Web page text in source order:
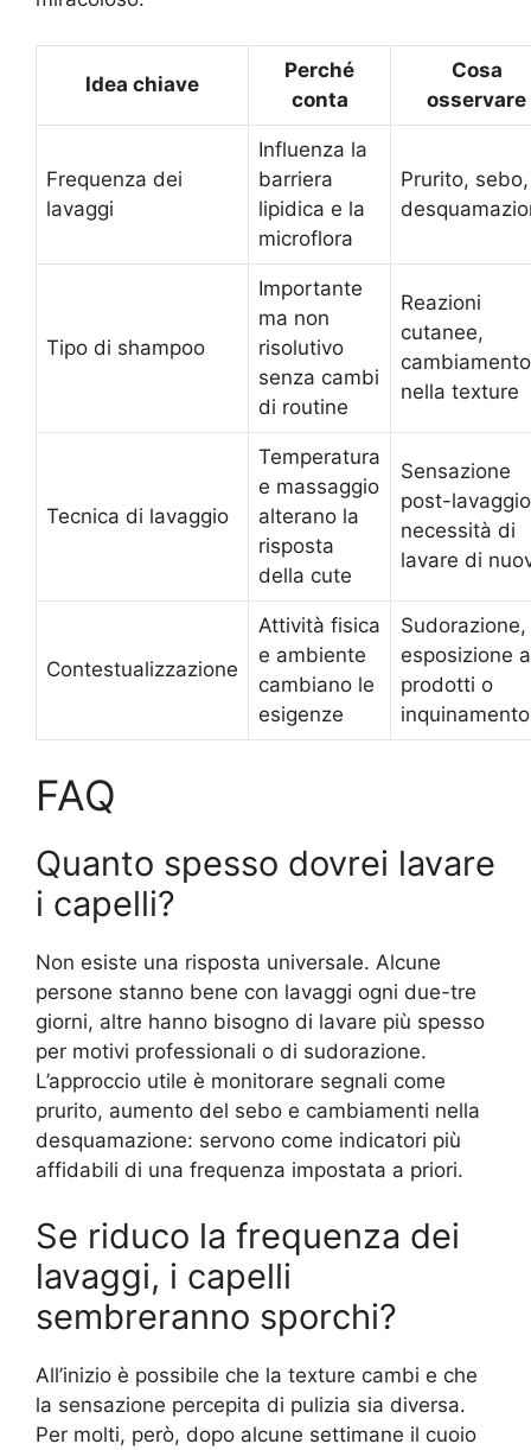
Idea chiave
Perché
conta
Cosa
osservare
Frequenza dei
lavaggi
Influenza la
barriera
lipidica e la
microflora
Prurito, sebo,
Tipo di shampoo
Importante
ma non
risolutivo
senza cambi
di routine
Reazioni
cutanee,
cambiamento
nella texture
Tecnica di lavaggio
Temperatura
e massaggio
alterano la
risposta
della cute
Sensazione
post-
necessità di
lavare di
Contestualizzazione
Attività fisica
e ambiente
cambiano le
esigenze
Sudorazione,
esposizione a
prodotti o
inquinamento
FAQ
Quanto spesso dovrei lavare
i capelli?
Non esiste una risposta universale. Alcune
persone stanno bene con lavaggi ogni due-tre
giorni, altre hanno bisogno di lavare più spesso
per motivi professionali o di sudorazione.
L’approccio utile è monitorare segnali come
prurito, aumento del sebo e cambiamenti nella
desquamazione: servono come indicatori più
affidabili di una frequenza impostata a priori.
Se riduco la frequenza dei
lavaggi, i capelli
sembreranno sporchi?
All’inizio è possibile che la texture cambi e che
la sensazione percepita di pulizia sia diversa.
Per molti, però, dopo alcune settimane il cuoio